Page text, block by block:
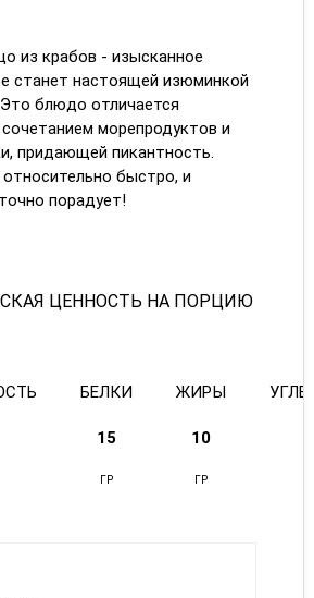
из крабов - изысканное
станет настоящей изюминкой
блюдо отличается
морепродуктов и
придающей пикантность.
быстро, и
порадует!
ЦЕННОСТЬ НА ПОРЦИЮ
БЕЛКИ ЖИРЫ
15 10
ГР ГР